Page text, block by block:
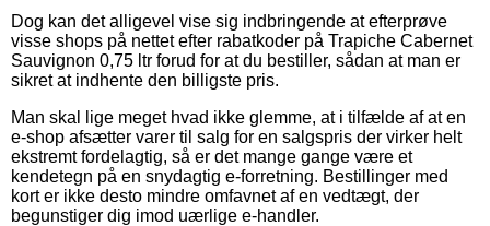
Dog kan det alligevel vise sig indbringende at efterprøve
visse shops på nettet efter rabatkoder på Trapiche Cabernet
Sauvignon 0,75 ltr forud for at du bestiller, sådan at man er
sikret at indhente den billigste pris.
Man skal lige meget hvad ikke glemme, at i tilfælde af at en
e-shop afsætter varer til salg for en salgspris der virker helt
ekstremt fordelagtig, så er det mange gange være et
kendetegn på en snydagtig e-forretning. Bestillinger med
kort er ikke desto mindre omfavnet af en vedtægt, der
begunstiger dig imod uærlige e-handler.